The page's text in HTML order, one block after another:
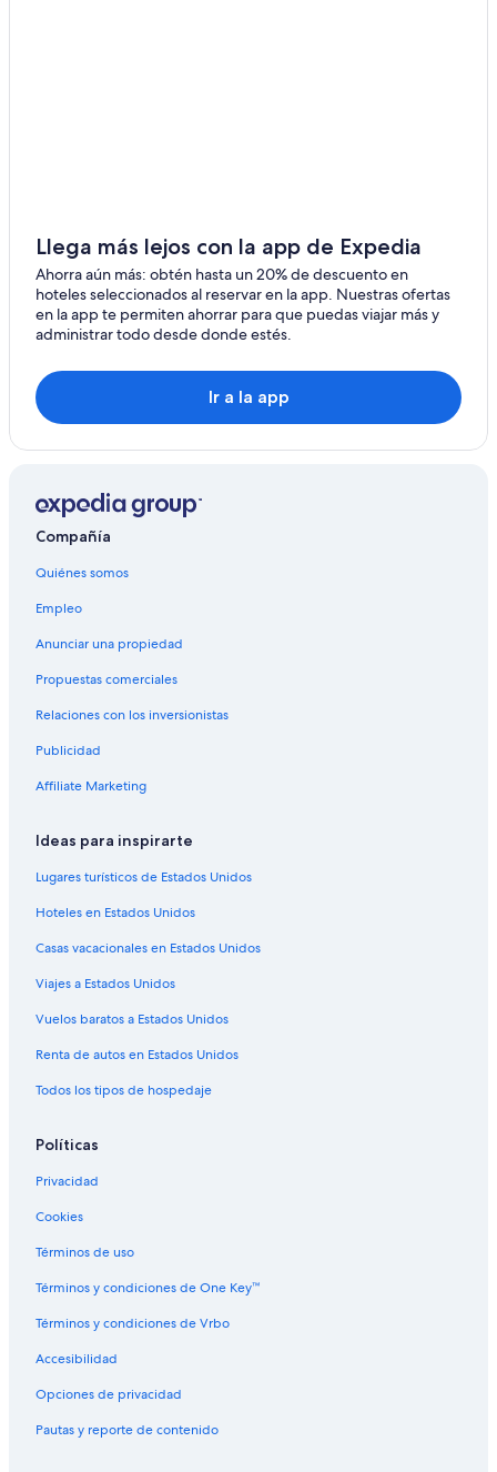
Hoteles en Bilm
Apart-Hoteles en Gronau
Hoteles en Gronau
Hoteles en Lehrte
Hoteles cerca de Estadio Heinz von Heiden Arena
Hoteles en Elbe
Apartamentos en Estación de tren de Laatzen Hannover
Hoteles en Ilsede
Llega más lejos con la app de Expedia
Ahorra aún más: obtén hasta un 20% de descuento en
hoteles seleccionados al reservar en la app. Nuestras ofertas
en la app te permiten ahorrar para que puedas viajar más y
administrar todo desde donde estés.
Ir a la app
Compañía
Quiénes somos
Empleo
Anunciar una propiedad
Propuestas comerciales
Relaciones con los inversionistas
Publicidad
Affiliate Marketing
Ideas para inspirarte
Lugares turísticos de Estados Unidos
Hoteles en Estados Unidos
Casas vacacionales en Estados Unidos
Viajes a Estados Unidos
Vuelos baratos a Estados Unidos
Renta de autos en Estados Unidos
Todos los tipos de hospedaje
Políticas
Privacidad
Cookies
Términos de uso
Términos y condiciones de One Key™
Términos y condiciones de Vrbo
Accesibilidad
Opciones de privacidad
Pautas y reporte de contenido